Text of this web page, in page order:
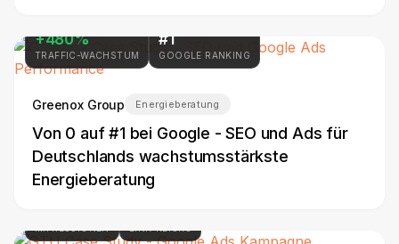
+480%
TRAFFIC-WACHSTUM
#1
GOOGLE RANKING
Greenox Group Energieberatung
Von 0 auf #1 bei Google - SEO und Ads für
Deutschlands wachstumsstärkste
Energieberatung
IMPRESSIONEN LINK-KLICKS